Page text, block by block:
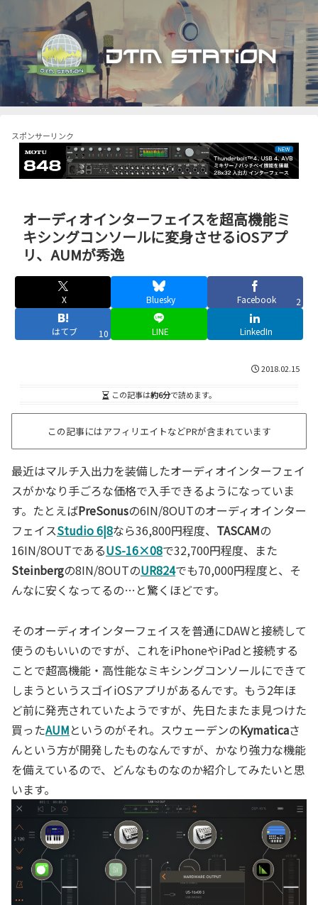
スポンサーリンク
オーディオインターフェイスを超高機能ミ
キシングコンソールに変身させるiOSアプ
リ、AUMが秀逸
X Bluesky Facebook 2
はてブ 10 LINE LinkedIn
2018.02.15
この記事は約6分で読めます。
この記事にはアフィリエイトなどPRが含まれています
最近はマルチ入出力を装備したオーディオインターフェイ
スがかなり手ごろな価格で入手できるようになっていま
す。たとえばPreSonusの6IN/8OUTのオーディオインター
フェイスStudio 6|8なら36,800円程度、 TASCAMの
16IN/8OUTであるUS-16×08で32,700円程度、また
Steinbergの8IN/8OUTのUR824でも70,000円程度と、そ
んなに安くなってるの…と驚くほどです。
そのオーディオインターフェイスを普通にDAWと接続して
使うのもいいのですが、これをiPhoneやiPadと接続する
ことで超高機能・高性能なミキシングコンソールにできて
しまうというスゴイiOSアプリがあるんです。もう2年ほ
ど前に発売されていたようですが、先日たまたま見つけた
買ったAUMというのがそれ。スウェーデンのKymaticaさ
んという方が開発したものなんですが、かなり強力な機能
を備えているので、どんなものなのか紹介してみたいと思
います。